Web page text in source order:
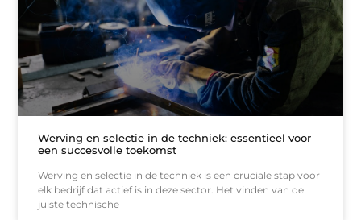
Werving en selectie in de techniek: essentieel voor
een succesvolle toekomst
Werving en selectie in de techniek is een cruciale stap voor
elk bedrijf dat actief is in deze sector. Het vinden van de
juiste technische